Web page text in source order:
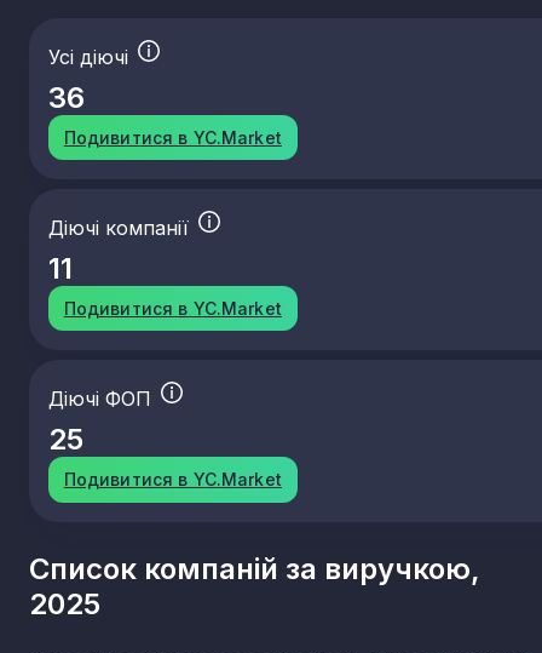
Усі діючі
36
Подивитися в YC.Market
Діючі компанії
11
Подивитися в YC.Market
Діючі ФОП
25
Подивитися в YC.Market
Список компаній за виручкою,
2025